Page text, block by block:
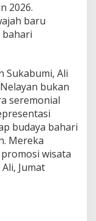
2026.
baru
bahari
Sukabumi, Ali
bukan
seremonial
budaya bahari
Mereka
wisata
Jumat